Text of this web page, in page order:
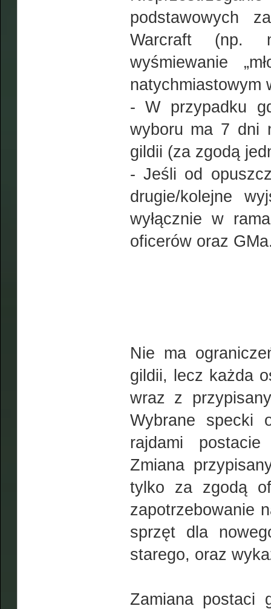
podstawowych
Warcraft (np.
wyśmiewanie
natychmiastowym
- W przypadku
wyboru ma 7 dni
gildii (za zgodą
- Jeśli od
drugie/kolejne
wyłącznie w
oficerów oraz
Nie ma
gildii, lecz każda
wraz z
Wybrane specki
rajdami
Zmiana
tylko za zgodą
zapotrzebowanie
sprzęt dla
starego, oraz
Zamiana postaci